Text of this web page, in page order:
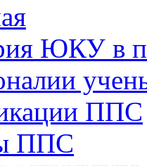
ЮКУ в
ППС
ППС